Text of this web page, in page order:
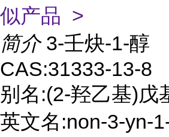
似产品 >
简介 3-壬炔-1-醇
CAS:31333-13-8
别名:(2-羟乙基)戊
英文名:non-3-yn-